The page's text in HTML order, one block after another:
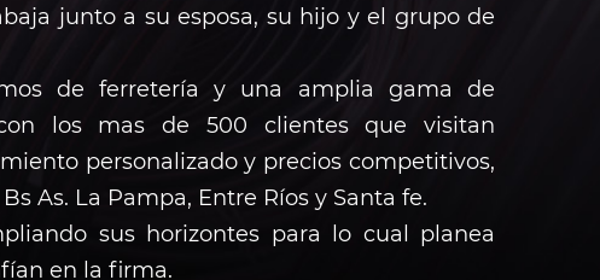
junto a su esposa, su hijo y el grupo de
de ferretería y una amplia gama de
los mas de 500 clientes que visitan
personalizado y precios competitivos,
As. La Pampa, Entre Ríos y Santa fe.
sus horizontes para lo cual planea
en la firma.